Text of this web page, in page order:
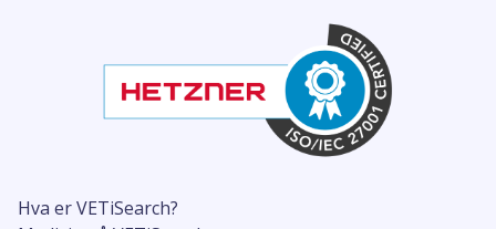
Hva er VETiSearch?